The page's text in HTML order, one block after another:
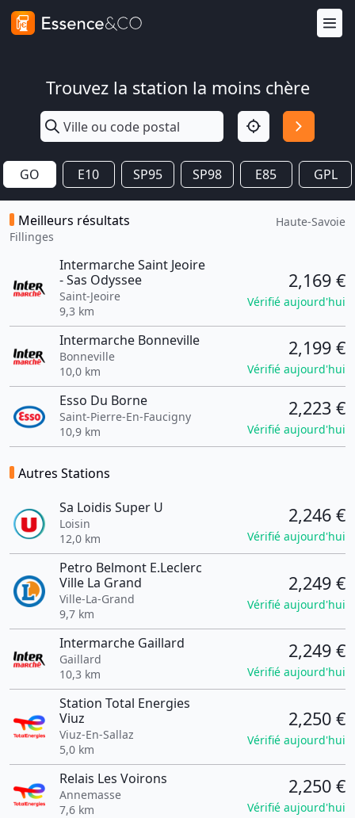
Trouvez la station la moins chère
GO E10 SP95 SP98 E85 GPL
Meilleurs résultats
Fillinges
Haute-Savoie
Intermarche Saint Jeoire
- Sas Odyssee
Saint-Jeoire
9,3 km
2,169 €
Vérifié aujourd'hui
Intermarche Bonneville
Bonneville
10,0 km
2,199 €
Vérifié aujourd'hui
Esso Du Borne
Saint-Pierre-En-Faucigny
10,9 km
2,223 €
Vérifié aujourd'hui
Autres Stations
Sa Loidis Super U
Loisin
12,0 km
2,246 €
Vérifié aujourd'hui
Petro Belmont E.Leclerc
Ville La Grand
Ville-La-Grand
9,7 km
2,249 €
Vérifié aujourd'hui
Intermarche Gaillard
Gaillard
10,3 km
2,249 €
Vérifié aujourd'hui
Station Total Energies
Viuz
Viuz-En-Sallaz
5,0 km
2,250 €
Vérifié aujourd'hui
Relais Les Voirons
Annemasse
7,6 km
2,250 €
Vérifié aujourd'hui